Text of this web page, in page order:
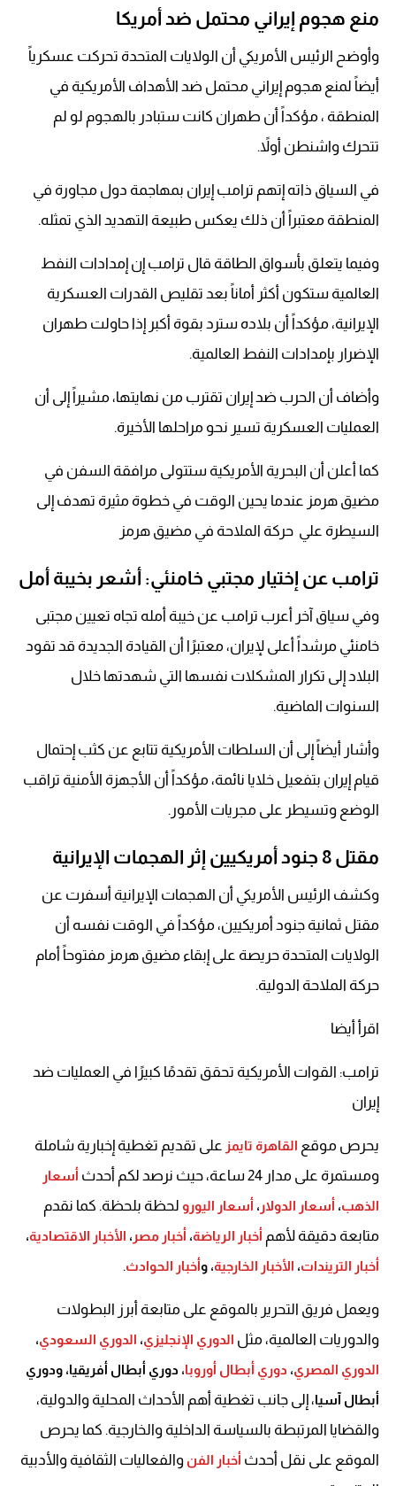
منع هجوم إيراني محتمل ضد أمريكا
وأوضح الرئيس الأمريكي أن الولايات المتحدة تحركت عسكرياً
أيضاً لمنع هجوم إيراني محتمل ضد الأهداف الأمريكية في
المنطقة ، مؤكداً أن طهران كانت ستبادر بالهجوم لو لم
تتحرك واشنطن أولاً.
في السياق ذاته إتهم ترامب إيران بمهاجمة دول مجاورة في
المنطقة معتبراً أن ذلك يعكس طبيعة التهديد الذي تمثله.
وفيما يتعلق بأسواق الطاقة قال ترامب إن إمدادات النفط
العالمية ستكون أكثر أماناً بعد تقليص القدرات العسكرية
الإيرانية، مؤكداً أن بلاده سترد بقوة أكبر إذا حاولت طهران
الإضرار بإمدادات النفط العالمية.
وأضاف أن الحرب ضد إيران تقترب من نهايتها، مشيراً إلى أن
العمليات العسكرية تسير نحو مراحلها الأخيرة.
كما أعلن أن البحرية الأمريكية ستتولى مرافقة السفن في
مضيق هرمز عندما يحين الوقت في خطوة مثيرة تهدف إلى
السيطرة علي حركة الملاحة في مضيق هرمز
ترامب عن إختيار مجتبي خامنئي: أشعر بخيبة أمل
وفي سياق آخر أعرب ترامب عن خيبة أمله تجاه تعيين مجتبى
خامنئي مرشداً أعلى لإيران، معتبرًا أن القيادة الجديدة قد تقود
البلاد إلى تكرار المشكلات نفسها التي شهدتها خلال
السنوات الماضية.
وأشار أيضاً إلى أن السلطات الأمريكية تتابع عن كثب إحتمال
قيام إيران بتفعيل خلايا نائمة، مؤكداً أن الأجهزة الأمنية تراقب
الوضع وتسيطر على مجريات الأمور.
مقتل 8 جنود أمريكيين إثر الهجمات الإيرانية
وكشف الرئيس الأمريكي أن الهجمات الإيرانية أسفرت عن
مقتل ثمانية جنود أمريكيين، مؤكداً في الوقت نفسه أن
الولايات المتحدة حريصة على إبقاء مضيق هرمز مفتوحاً أمام
حركة الملاحة الدولية.
اقرأ أيضا
ترامب: القوات الأمريكية تحقق تقدمًا كبيرًا في العمليات ضد
إيران
يحرص موقع القاهرة تايمز على تقديم تغطية إخبارية شاملة
ومستمرة على مدار 24 ساعة، حيث نرصد لكم أحدث
أسعار
الذهب، أسعار الدولار ، أسعار اليورولحظة بلحظة. كما نقدم
متابعة دقيقة لأهم أخبار الرياضة، أخبار مصر ، الأخبار الاقتصادية،
أخبار التريندات، الأخبار الخارجية، وأخبار الحوادث.
ويعمل فريق التحرير بالموقع على متابعة أبرز البطولات
والدوريات العالمية، مثل الدوري الإنجليزي، الدوري السعودي،
الدوري المصري، دوري أبطال أوروبا، دوري أبطال أفريقيا، ودوري
أبطال آسيا، إلى جانب تغطية أهم الأحداث المحلية والدولية،
والقضايا المرتبطة بالسياسة الداخلية والخارجية. كما يحرص
الموقع على نقل أحدث أخبار الفن والفعاليات الثقافية والأدبية